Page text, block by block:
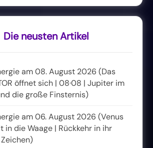
Die neusten Artikel
am 08. August 2026 (Das
öffnet sich | 08·08 | Jupiter im
die große Finsternis)
am 06. August 2026 (Venus
in die Waage | Rückkehr in ihr